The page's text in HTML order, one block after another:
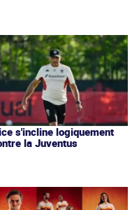
s'incline logiquement
la Juventus